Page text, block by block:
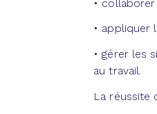
•
• appliquer
• gérer les
au travail.
La réussite